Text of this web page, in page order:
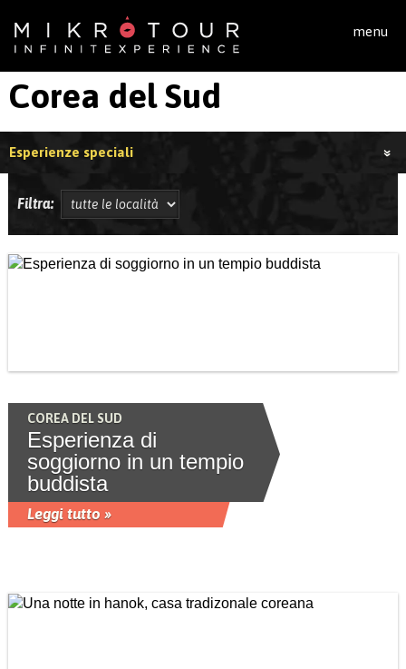
menu
Corea del Sud
Esperienze speciali
Filtra:
COREA DEL SUD
Esperienza di
soggiorno in un tempio
buddista
Leggi tutto »